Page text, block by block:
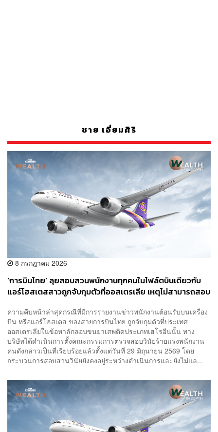
ชาย เอี่ยมศิริ
8 กรกฎาคม 2026
‘การบินไทย’ ลุยสอบสวนพนักงานทุกคนในไฟล์ตบินเดียวกับ
แอร์โฮสเตสสาวถูกจับกุมตัวที่ออสเตรเลีย เหตุไม่สามารถสอบ
ความคืบหน้าล่าสุดกรณีที่มีการรายงานข่าวพนักงานต้อนรับบนเครื่อง
บิน หรือแอร์โฮสเตส ของสายการบินไทย ถูกจับกุมตัวที่ประเทศ
ออสเตรเลียในข้อหาลักลอบขนยาเสพติดประเภทเฮโรอีนนั้น ทาง
บริษัทได้ดำเนินการตั้งคณะกรรมการตรวจสอบวินัยร้ายแรงพนักงาน
คนดังกล่าวเป็นที่เรียบร้อยแล้วตั้งแต่วันที่ 29 มิถุนายน 2569 โดย
กระบวนการสอบสวนวินัยยังคงอยู่ระหว่างดำเนินการและยังไม่แล...